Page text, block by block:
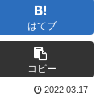
はてブ
コピー
2022.03.17